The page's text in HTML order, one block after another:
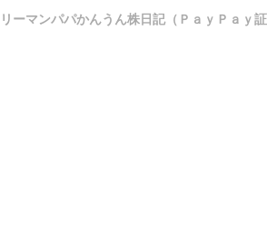
ーマンパパかんうん株日記（ＰａｙＰａｙ証